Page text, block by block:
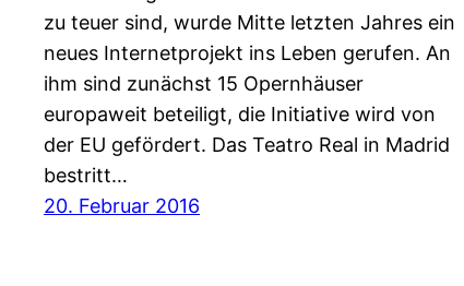
zu teuer sind, wurde Mitte letzten Jahres ein
neues Internetprojekt ins Leben gerufen. An
ihm sind zunächst 15 Opernhäuser
europaweit beteiligt, die Initiative wird von
der EU gefördert. Das Teatro Real in Madrid
bestritt…
20. Februar 2016